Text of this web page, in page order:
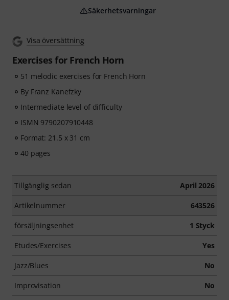
Visa översättning
Exercises for French Horn
51 melodic exercises for French Horn
By Franz Kanefzky
Intermediate level of difficulty
ISMN 9790207910448
Format: 21.5 x 31 cm
40 pages
Tillgänglig sedan April 2026
Artikelnummer 643526
försäljningsenhet 1 Styck
Etudes/Exercises Yes
Jazz/Blues No
Improvisation No
Säkerhetsvarningar